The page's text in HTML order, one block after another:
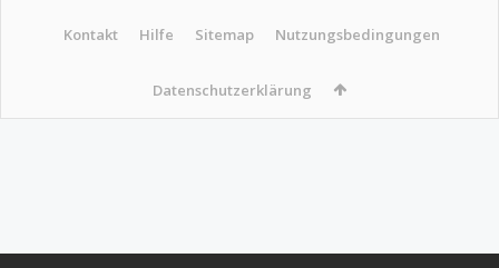
Kontakt Hilfe Sitemap Nutzungsbedingungen
Datenschutzerklärung